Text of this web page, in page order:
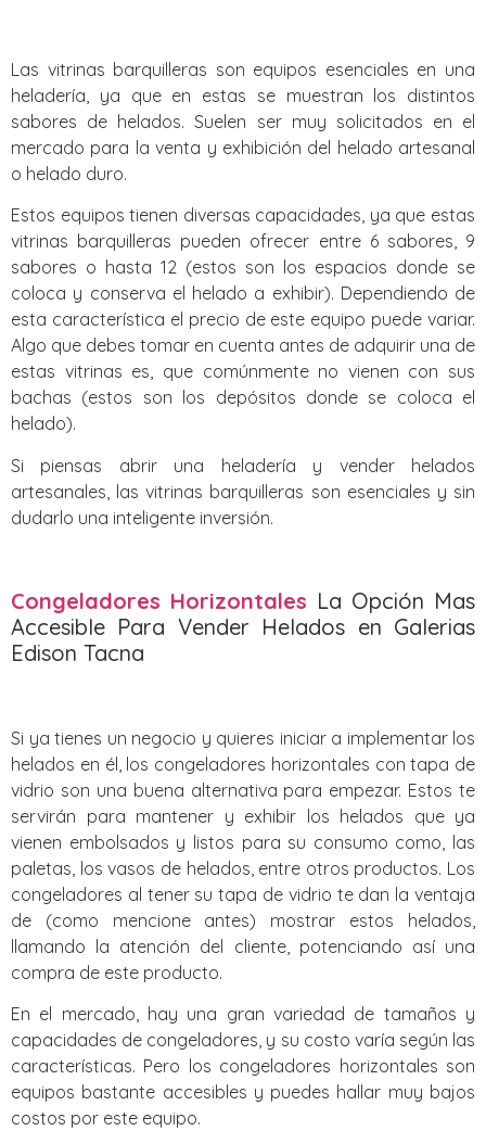
Las vitrinas barquilleras son equipos esenciales en una
heladería, ya que en estas se muestran los distintos
sabores de helados. Suelen ser muy solicitados en el
mercado para la venta y exhibición del helado artesanal
o helado duro.
Estos equipos tienen diversas capacidades, ya que estas
vitrinas barquilleras pueden ofrecer entre 6 sabores, 9
sabores o hasta 12 (estos son los espacios donde se
coloca y conserva el helado a exhibir). Dependiendo de
esta característica el precio de este equipo puede variar.
Algo que debes tomar en cuenta antes de adquirir una de
estas vitrinas es, que comúnmente no vienen con sus
bachas (estos son los depósitos donde se coloca el
helado).
Si piensas abrir una heladería y vender helados
artesanales, las vitrinas barquilleras son esenciales y sin
dudarlo una inteligente inversión.
Congeladores Horizontales La Opción Mas
Accesible Para Vender Helados en Galerias
Edison Tacna
Si ya tienes un negocio y quieres iniciar a implementar los
helados en él, los congeladores horizontales con tapa de
vidrio son una buena alternativa para empezar. Estos te
servirán para mantener y exhibir los helados que ya
vienen embolsados y listos para su consumo como, las
paletas, los vasos de helados, entre otros productos. Los
congeladores al tener su tapa de vidrio te dan la ventaja
de (como mencione antes) mostrar estos helados,
llamando la atención del cliente, potenciando así una
compra de este producto.
En el mercado, hay una gran variedad de tamaños y
capacidades de congeladores, y su costo varía según las
características. Pero los congeladores horizontales son
equipos bastante accesibles y puedes hallar muy bajos
costos por este equipo.